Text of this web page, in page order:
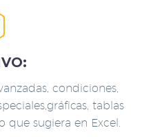
condiciones,
tablas
que sugiera en Excel.